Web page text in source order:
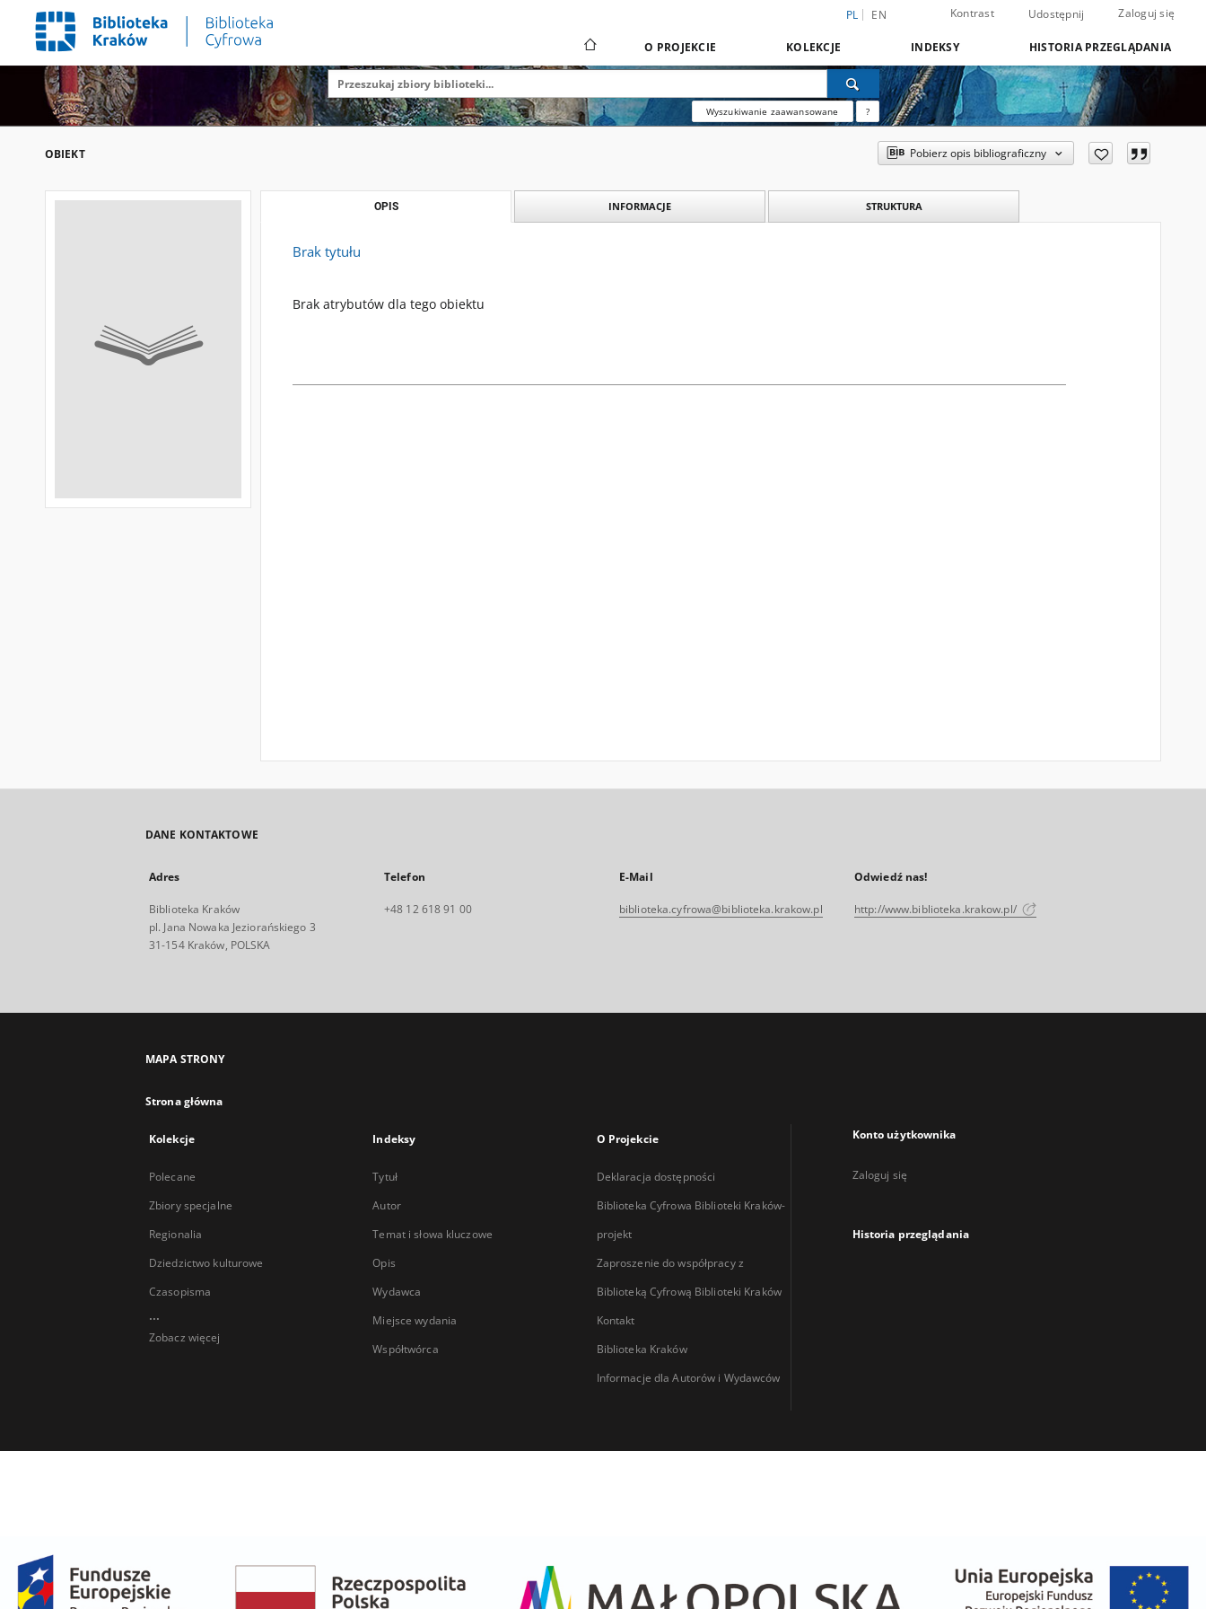
PL EN Kontrast Udostępnij Zaloguj się
O PROJEKCIE KOLEKCJE INDEKSY HISTORIA PRZEGLĄDANIA
Wyszukiwanie zaawansowane ?
OBIEKT Pobierz opis bibliograficzny
OPIS INFORMACJE STRUKTURA
Brak tytułu
Brak atrybutów dla tego obiektu
DANE KONTAKTOWE
Adres
Biblioteka Kraków
pl. Jana Nowaka Jeziorańskiego 3
31-154 Kraków, POLSKA
Telefon
+48 12 618 91 00
E-Mail
biblioteka.cyfrowa@biblioteka.krakow.pl
Odwiedź nas!
http://www.biblioteka.krakow.pl/
MAPA STRONY
Strona główna
Kolekcje
Polecane
Zbiory specjalne
Regionalia
Dziedzictwo kulturowe
Czasopisma
...
Zobacz więcej
Indeksy
Tytuł
Autor
Temat i słowa kluczowe
Opis
Wydawca
Miejsce wydania
Współtwórca
O Projekcie
Deklaracja dostępności
Biblioteka Cyfrowa Biblioteki Kraków-
projekt
Zaproszenie do współpracy z
Biblioteką Cyfrową Biblioteki Kraków
Kontakt
Biblioteka Kraków
Informacje dla Autorów i Wydawców
Konto użytkownika
Zaloguj się
Historia przeglądania